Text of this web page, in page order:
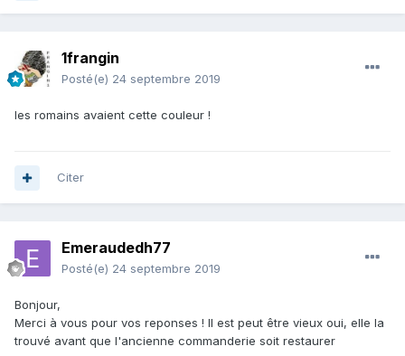
1frangin
Posté(e) 24 septembre 2019
les romains avaient cette couleur !
Citer
Emeraudedh77
Posté(e) 24 septembre 2019
Bonjour,
Merci à vous pour vos reponses ! Il est peut être vieux oui, elle la
trouvé avant que l'ancienne commanderie soit restaurer